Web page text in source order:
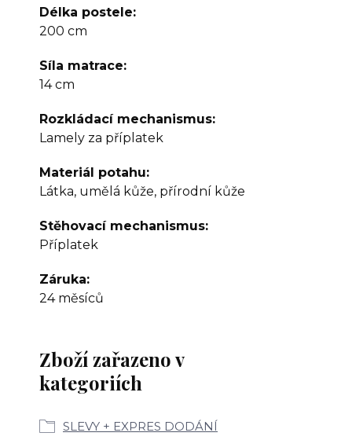
Délka postele
200 cm
Síla matrace
14 cm
Rozkládací mechanismus
Lamely za příplatek
Materiál potahu
Látka, umělá kůže, přírodní kůže
Stěhovací mechanismus
Příplatek
Záruka
24 měsíců
Zboží zařazeno v
kategoriích
SLEVY + EXPRES DODÁNÍ